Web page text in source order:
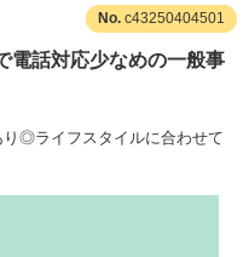
c43250404501
電話対応少なめの一般事
◎ライフスタイルに合わせて